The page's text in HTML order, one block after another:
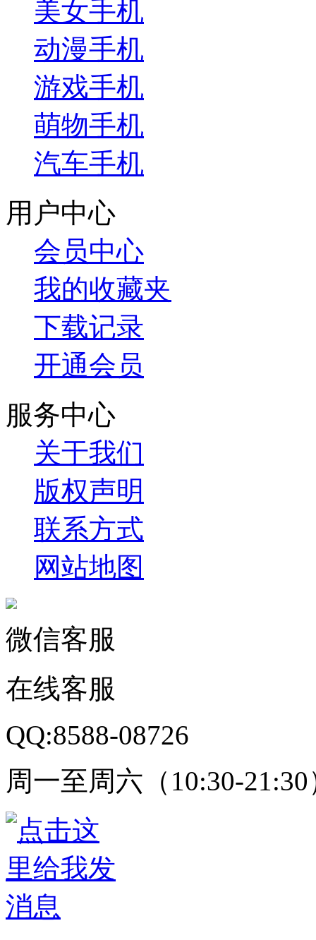
美女手机
动漫手机
游戏手机
萌物手机
汽车手机
用户中心
会员中心
我的收藏夹
下载记录
开通会员
服务中心
关于我们
版权声明
联系方式
网站地图
微信客服
在线客服
QQ:8588-08726
周一至周六（10:30-21:30